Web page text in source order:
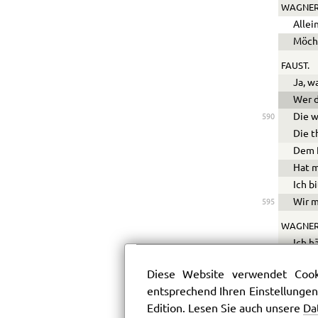
FAUST.
Ja,
Wer
590
Die
Die
Dem
Hat
Ich
595 Wir
Ich
ab.
Diese Website verwendet
entsprechend Ihren
Edition. Lesen Sie auch unsere